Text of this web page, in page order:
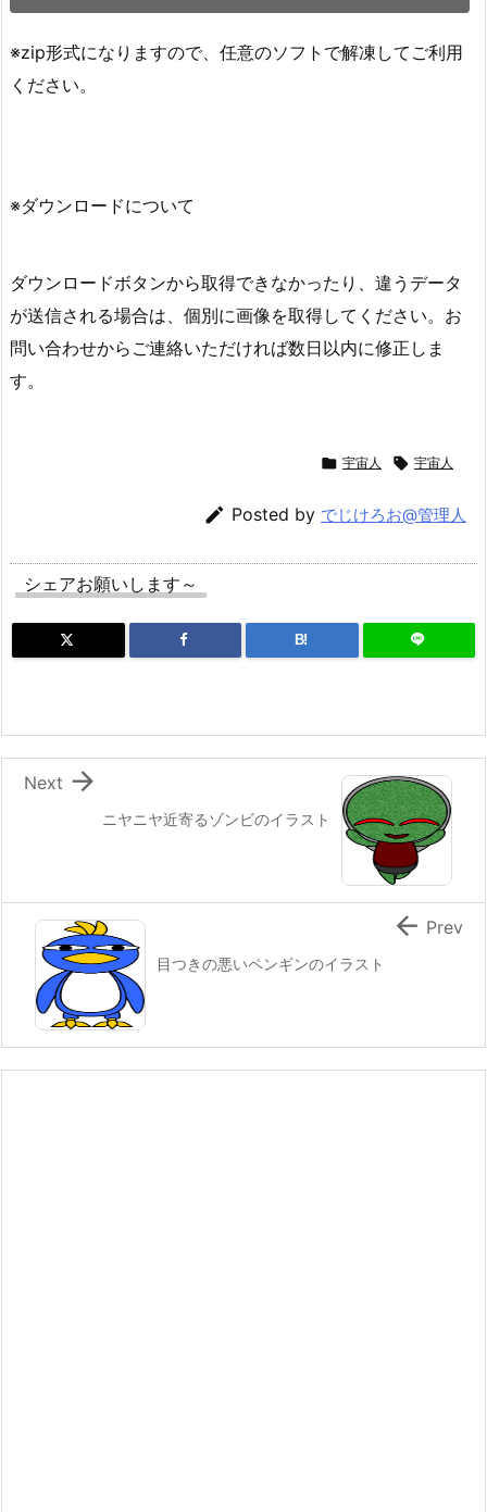
※zip形式になりますので、任意のソフトで解凍してご利用
ください。
※ダウンロードについて
ダウンロードボタンから取得できなかったり、違うデータ
が送信される場合は、個別に画像を取得してください。お
問い合わせからご連絡いただければ数日以内に修正しま
す。
 宇宙人  宇宙人
 Posted by でじけろお@管理人
シェアお願いします～
B!
ニヤニヤ近寄るゾンビのイラスト

Next
目つきの悪いペンギンのイラスト
 Prev